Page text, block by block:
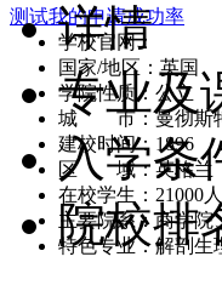
测试我的申请成功率
学校官网：
国家/地区：英国
学院性质：公立
城 市：曼彻斯
建校时间：1896
区 域：英格兰
在校学生：21000人
主要院系：商学院
特色专业：解剖生
详情
专业及
入学条
院校排